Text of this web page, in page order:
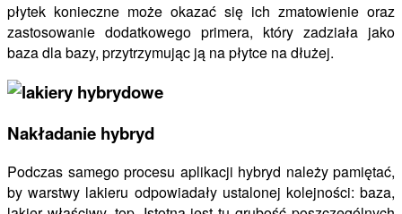
płytek konieczne może okazać się ich zmatowienie oraz
zastosowanie dodatkowego primera, który zadziała jako
baza dla bazy, przytrzymując ją na płytce na dłużej.
Nakładanie hybryd
Podczas samego procesu aplikacji hybryd należy pamiętać,
by warstwy lakieru odpowiadały ustalonej kolejności: baza,